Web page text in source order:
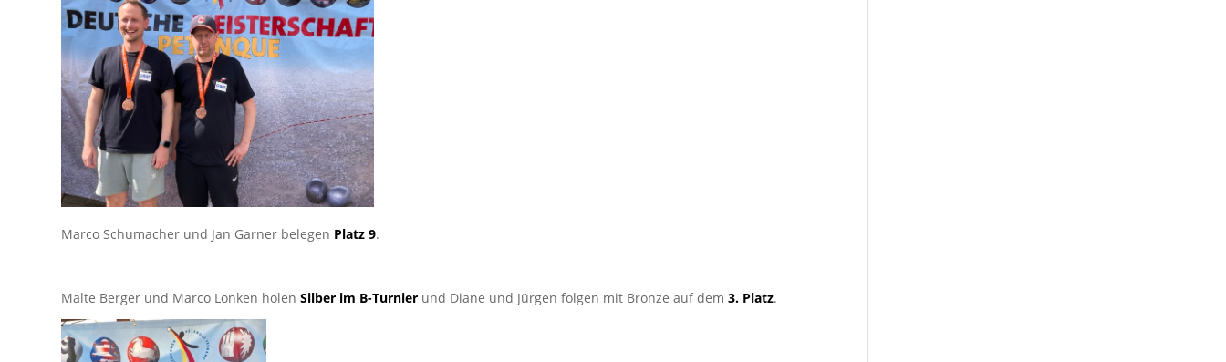
Marco Schumacher und Jan Garner belegen Platz 9.
Malte Berger und Marco Lonken holen Silber im B-Turnier und Diane und Jürgen folgen mit Bronze auf dem 3. Platz.